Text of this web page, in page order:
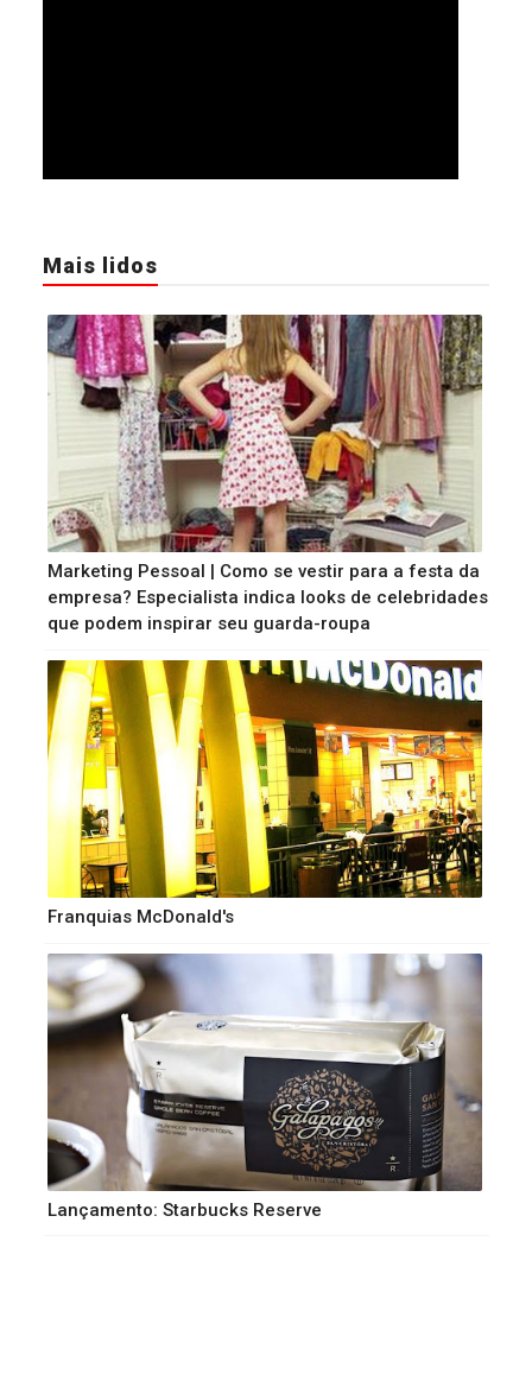
Mais lidos
Marketing Pessoal | Como se vestir para a festa da
empresa? Especialista indica looks de celebridades
que podem inspirar seu guarda-roupa
Franquias McDonald's
Lançamento: Starbucks Reserve